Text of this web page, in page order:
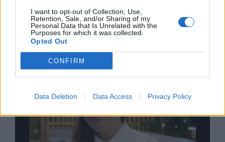
I want to opt-out of Collection, Use,
Retention, Sale, and/or Sharing of my
Personal Data that Is Unrelated with the
Purposes for which it was collected.
Opted Out
CONFIRM
Data Deletion Data Access Privacy Policy